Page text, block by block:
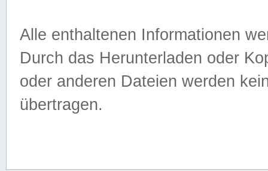
Alle enthaltenen Informationen
Durch das Herunterladen oder
oder anderen Dateien werden
übertragen.